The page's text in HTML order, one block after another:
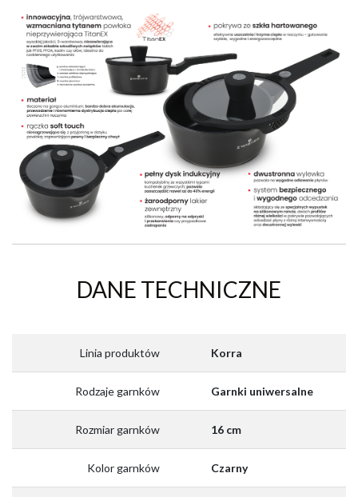
DANE TECHNICZNE
Linia produktów Korra
Rodzaje garnków Garnki uniwersalne
Rozmiar garnków 16 cm
Kolor garnków Czarny